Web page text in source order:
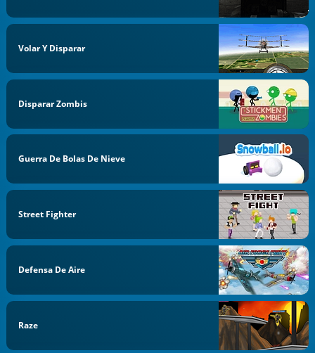
Volar Y Disparar
Disparar Zombis
Guerra De Bolas De Nieve
Street Fighter
Defensa De Aire
Raze